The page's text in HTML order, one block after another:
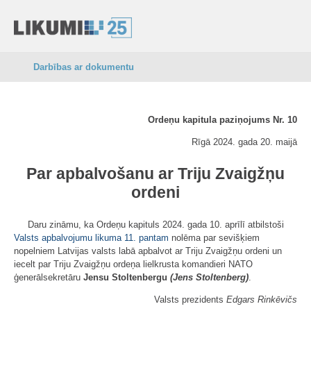
Darbības ar dokumentu
Ordeņu kapitula paziņojums Nr. 10
Rīgā 2024. gada 20. maijā
Par apbalvošanu ar Triju Zvaigžņu
ordeni
Daru zināmu, ka Ordeņu kapituls 2024. gada 10. aprīlī atbilstoši
Valsts apbalvojumu likuma 11. pantam nolēma par sevišķiem
nopelniem Latvijas valsts labā apbalvot ar Triju Zvaigžņu ordeni un
iecelt par Triju Zvaigžņu ordeņa lielkrusta komandieri NATO
ģenerālsekretāru Jensu Stoltenbergu (Jens Stoltenberg).
Valsts prezidents Edgars Rinkēvičs